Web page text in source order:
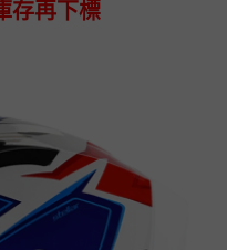
存再下標